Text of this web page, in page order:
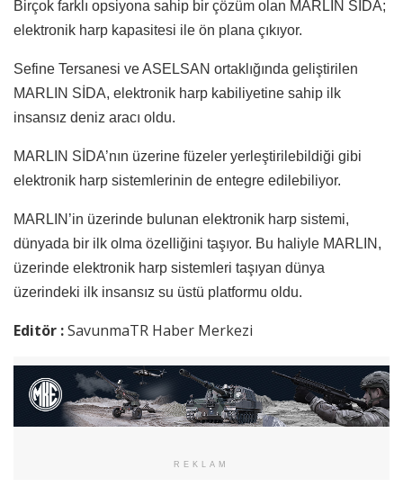
Birçok farklı opsiyona sahip bir çözüm olan MARLIN SİDA;
elektronik harp kapasitesi ile ön plana çıkıyor.
Sefine Tersanesi ve ASELSAN ortaklığında geliştirilen
MARLIN SİDA, elektronik harp kabiliyetine sahip ilk
insansız deniz aracı oldu.
MARLIN SİDA’nın üzerine füzeler yerleştirilebildiği gibi
elektronik harp sistemlerinin de entegre edilebiliyor.
MARLIN’in üzerinde bulunan elektronik harp sistemi,
dünyada bir ilk olma özelliğini taşıyor. Bu haliyle MARLIN,
üzerinde elektronik harp sistemleri taşıyan dünya
üzerindeki ilk insansız su üstü platformu oldu.
Editör :SavunmaTR Haber Merkezi
REKLAM